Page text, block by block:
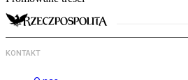
KONTAKT